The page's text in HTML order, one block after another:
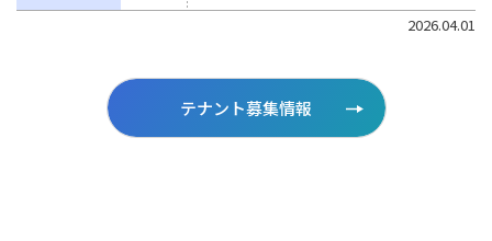
2026.04.01
テナント募集情報